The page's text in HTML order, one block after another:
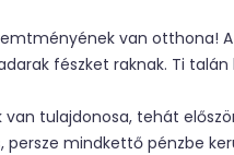
van otthona!
fészket raknak. Ti
tulajdonosa, tehát
mindkettő pénzbe